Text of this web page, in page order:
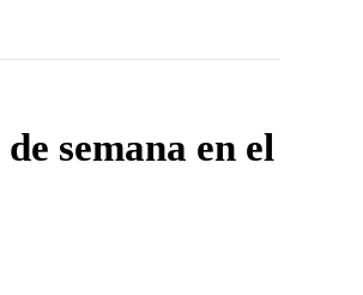
semana en el